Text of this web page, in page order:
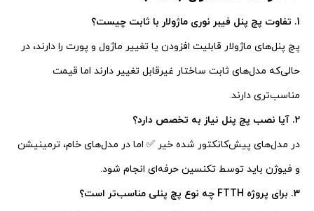
1. تفاوت پچ پنل فیبر نوری ماژولار با ثابت چیست؟
پچ پنل‌های ماژولار قابلیت افزودن یا تغییر ماژول و پورت را دارند، در
حالی‌که مدل‌های ثابت ساختار غیرقابل تغییر دارند اما قیمت
مناسب‌تری دارند.
2. آیا نصب پچ پنل نیاز به تخصص دارد؟
در مدل‌های پیش‌کانکتور شده خیر ✅ اما در مدل‌های خام، ترمینیشن
و فیوژن باید توسط تکنسین حرفه‌ای انجام شود.
3. برای پروژه FTTH چه نوع پچ پنلی مناسب‌تر است؟